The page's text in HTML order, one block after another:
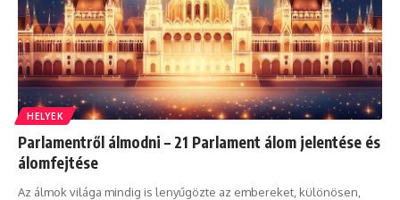
HELYEK
Parlamentről álmodni – 21 Parlament álom jelentése és
álomfejtése
Az álmok világa mindig is lenyűgözte az embereket, különösen,